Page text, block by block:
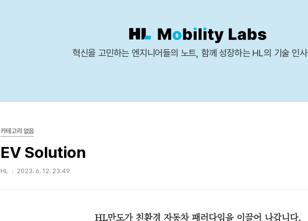
혁신을 고민하는 엔지니어들의 노트, 함께 성장하는 HL의 기술 인
카테고리 없음
EV Solution
HL 2023. 6. 12. 23:49
HL만도가 친환경 자동차 패러다임을 이끌어 나갑니다.